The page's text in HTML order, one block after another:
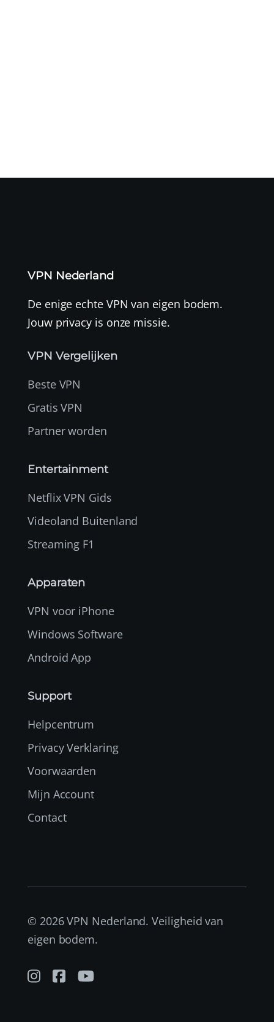
VPN Nederland
De enige echte VPN van eigen bodem.
Jouw privacy is onze missie.
VPN Vergelijken
Beste VPN
Gratis VPN
Partner worden
Entertainment
Netflix VPN Gids
Videoland Buitenland
Streaming F1
Apparaten
VPN voor iPhone
Windows Software
Android App
Support
Helpcentrum
Privacy Verklaring
Voorwaarden
Mijn Account
Contact
© 2026 VPN Nederland. Veiligheid van
eigen bodem.